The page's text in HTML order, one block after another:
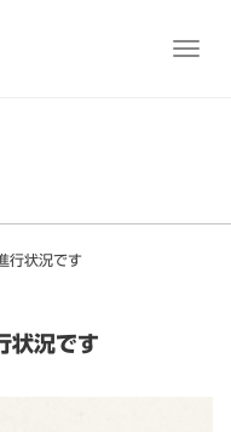
メ
状況です
況です